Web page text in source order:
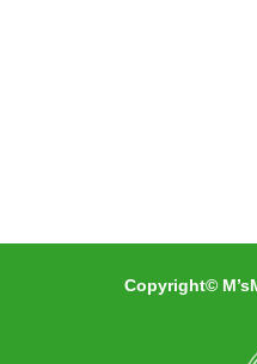
Copyright©